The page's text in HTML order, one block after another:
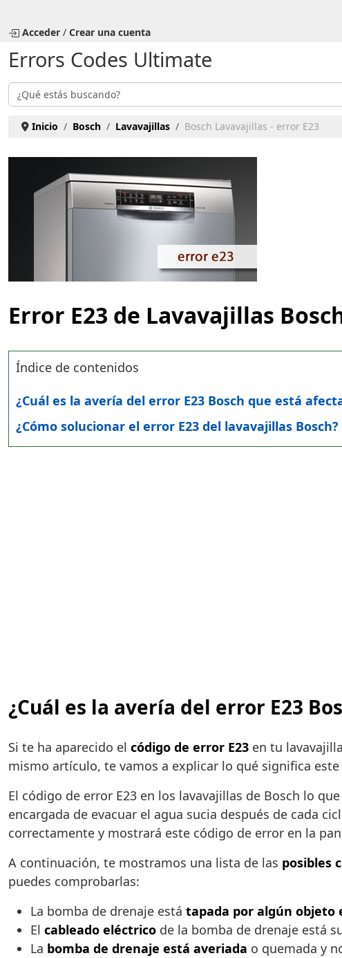
Acceder / Crear una cuenta
Errors Codes Ultimate
Buscar
Inicio Bosch Lavavajillas Bosch Lavavajillas - error E23
Error E23 de Lavavajillas
Índice de contenidos
¿Cuál es la avería del error E23 Bosch que está
¿Cómo solucionar el error E23 del lavavajillas Bosch?
¿Cuál es la avería del error E23
Si te ha aparecido el código de error E23 en tu
mismo artículo, te vamos a explicar lo qué significa
El código de error E23 en los lavavajillas de Bosch lo
encargada de evacuar el agua sucia después de cada
correctamente y mostrará este código de error en la
A continuación, te mostramos una lista de las posibles
puedes comprobarlas:
La bomba de drenaje está tapada por algún objeto
El cableado eléctrico de la bomba de drenaje está
La bomba de drenaje está averiada o quemada y